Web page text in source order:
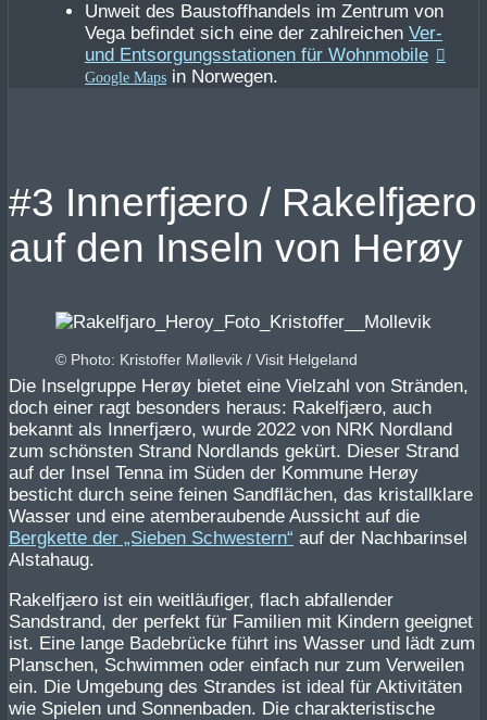
Unweit des Baustoffhandels im Zentrum von
Vega befindet sich eine der zahlreichen Ver-
und Entsorgungsstationen für Wohnmobile
in Norwegen.
#3 Innerfjæro / Rakelfjæro
auf den Inseln von Herøy
© Photo: Kristoffer Møllevik / Visit Helgeland
Die Inselgruppe Herøy bietet eine Vielzahl von Stränden,
doch einer ragt besonders heraus: Rakelfjæro, auch
bekannt als Innerfjæro, wurde 2022 von NRK Nordland
zum schönsten Strand Nordlands gekürt. Dieser Strand
auf der Insel Tenna im Süden der Kommune Herøy
besticht durch seine feinen Sandflächen, das kristallklare
Wasser und eine atemberaubende Aussicht auf die
Bergkette der „Sieben Schwestern“ auf der Nachbarinsel
Alstahaug.
Rakelfjæro ist ein weitläufiger, flach abfallender
Sandstrand, der perfekt für Familien mit Kindern geeignet
ist. Eine lange Badebrücke führt ins Wasser und lädt zum
Planschen, Schwimmen oder einfach nur zum Verweilen
ein. Die Umgebung des Strandes ist ideal für Aktivitäten
wie Spielen und Sonnenbaden. Die charakteristische